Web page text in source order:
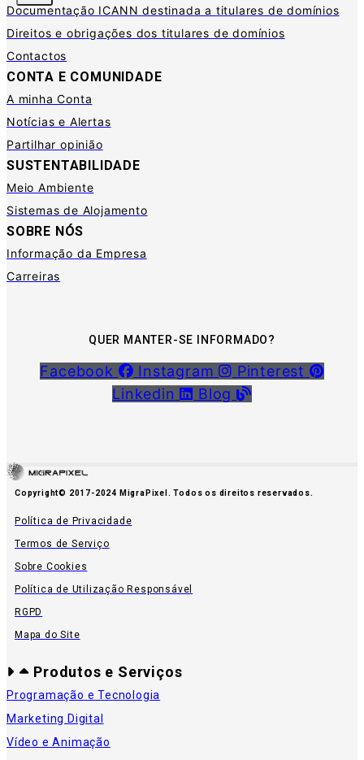
Documentação ICANN destinada a titulares de domínios
Direitos e obrigações dos titulares de domínios
Contactos
CONTA E COMUNIDADE
A minha Conta
Notícias e Alertas
Partilhar opinião
SUSTENTABILIDADE
Meio Ambiente
Sistemas de Alojamento
SOBRE NÓS
Informação da Empresa
Carreiras
QUER MANTER-SE INFORMADO?
Facebook Instagram
Pinterest
Linkedin
Blog
Copyright© 2017-2024 MigraPixel. Todos os direitos reservados.
Política de Privacidade
Termos de Serviço
Sobre Cookies
Política de Utilização Responsável
RGPD
Mapa do Site
Produtos e Serviços
Programação e Tecnologia
Marketing Digital
Vídeo e Animação